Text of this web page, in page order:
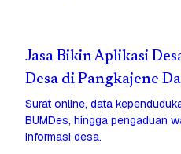
Jasa Bikin Aplikasi
Desa di Pangkajene
Surat online, data
BUMDes, hingga pengaduan
informasi desa.